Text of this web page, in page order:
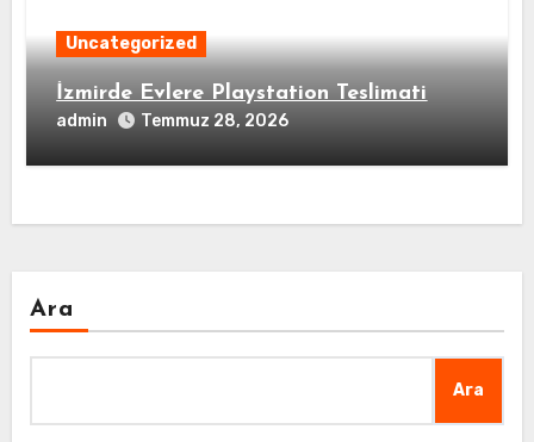
Uncategorized
İzmirde Evlere Playstation Teslimati
admin Temmuz 28, 2026
Ara
Ara